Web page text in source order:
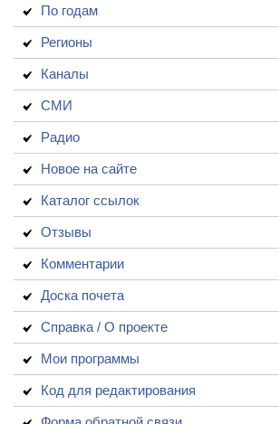
По годам
Регионы
Каналы
СМИ
Радио
Новое на сайте
Каталог ссылок
Отзывы
Комментарии
Доска почета
Справка / О проекте
Мои программы
Код для редактирования